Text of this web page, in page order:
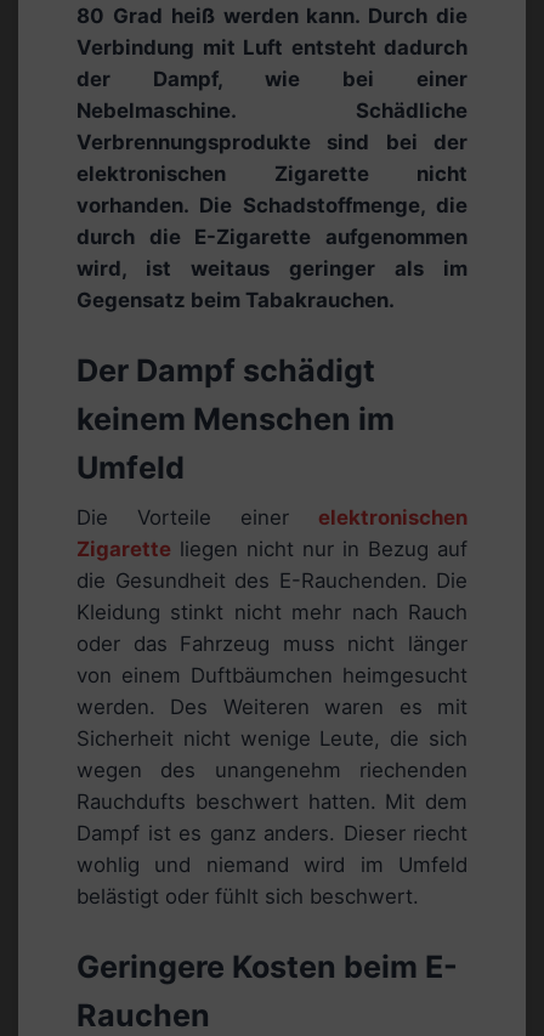
80 Grad heiß werden kann. Durch die
Verbindung mit Luft entsteht dadurch
der Dampf, wie bei einer
Nebelmaschine. Schädliche
Verbrennungsprodukte sind bei der
elektronischen Zigarette nicht
vorhanden. Die Schadstoffmenge, die
durch die E-Zigarette aufgenommen
wird, ist weitaus geringer als im
Gegensatz beim Tabakrauchen.
Der Dampf schädigt
keinem Menschen im
Umfeld
Die Vorteile einer elektronischen
Zigarette liegen nicht nur in Bezug auf
die Gesundheit des E-Rauchenden. Die
Kleidung stinkt nicht mehr nach Rauch
oder das Fahrzeug muss nicht länger
von einem Duftbäumchen heimgesucht
werden. Des Weiteren waren es mit
Sicherheit nicht wenige Leute, die sich
wegen des unangenehm riechenden
Rauchdufts beschwert hatten. Mit dem
Dampf ist es ganz anders. Dieser riecht
wohlig und niemand wird im Umfeld
belästigt oder fühlt sich beschwert.
Geringere Kosten beim E-
Rauchen